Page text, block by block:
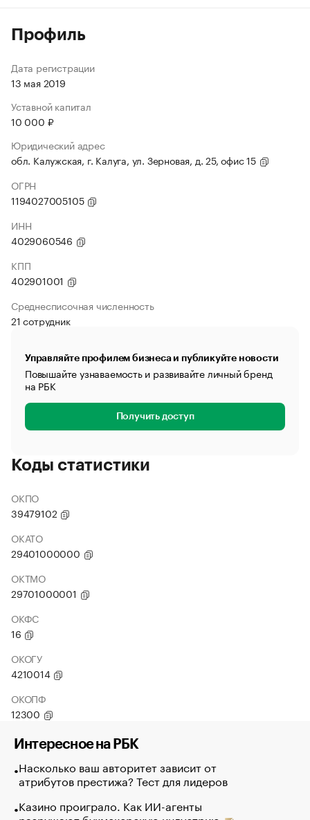
Профиль
Дата регистрации
13 мая 2019
Уставной капитал
10 000 ₽
Юридический адрес
обл. Калужская, г. Калуга, ул. Зерновая, д. 25, офис 15
ОГРН
1194027005105
ИНН
4029060546
КПП
402901001
Среднесписочная численность
21 сотрудник
Управляйте профилем бизнеса и публикуйте новости
Повышайте узнаваемость и развивайте личный бренд
на РБК
Получить доступ
Коды статистики
ОКПО
39479102
ОКАТО
29401000000
ОКТМО
29701000001
ОКФС
16
ОКОГУ
4210014
ОКОПФ
12300
Интересное на РБК
Насколько ваш авторитет зависит от
атрибутов престижа? Тест для лидеров
Казино проиграло. Как ИИ-агенты